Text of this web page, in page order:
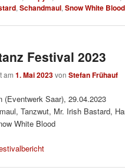
,Schandmaul,Snow White Blood
Festival 2023
am1. Mai 2023vonStefan Frühauf
(Eventwerk Saar), 29.04.2023
Tanzwut, Mr. Irish Bastard,
White Blood